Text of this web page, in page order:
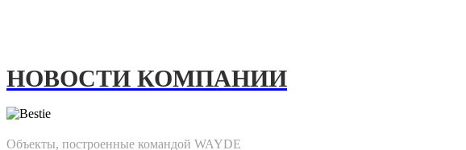
НОВОСТИ КОМПАНИИ
Объекты, построенные командой WAYDE